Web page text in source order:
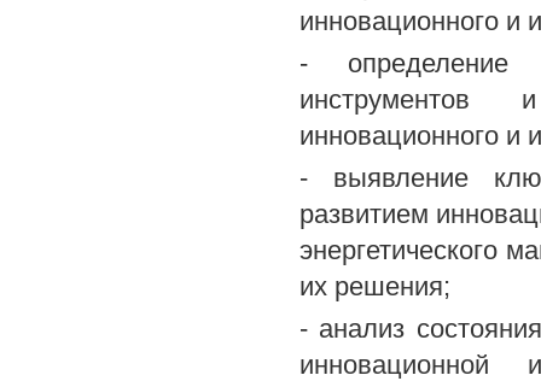
инновационного и
- определение
инструментов
инновационного и
- выявление
развитием
энергетического
их решения;
- анализ
инновационной